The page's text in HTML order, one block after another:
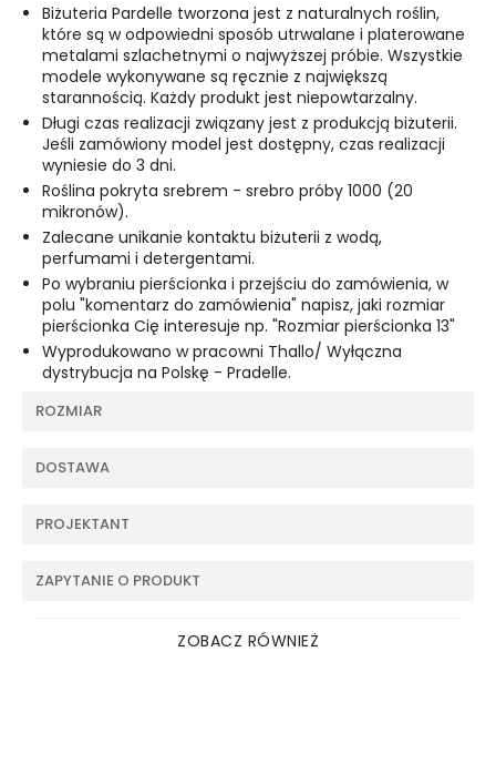
Biżuteria Pardelle tworzona jest z naturalnych roślin,
które są w odpowiedni sposób utrwalane i platerowane
metalami szlachetnymi o najwyższej próbie. Wszystkie
modele wykonywane są ręcznie z największą
starannością. Każdy produkt jest niepowtarzalny.
Długi czas realizacji związany jest z produkcją biżuterii.
Jeśli zamówiony model jest dostępny, czas realizacji
wyniesie do 3 dni.
Roślina pokryta srebrem - srebro próby 1000 (20
mikronów).
Zalecane unikanie kontaktu biżuterii z wodą,
perfumami i detergentami.
Po wybraniu pierścionka i przejściu do zamówienia, w
polu "komentarz do zamówienia" napisz, jaki rozmiar
pierścionka Cię interesuje np. "Rozmiar pierścionka 13"
Wyprodukowano w pracowni Thallo/ Wyłączna
dystrybucja na Polskę - Pradelle.
ROZMIAR
DOSTAWA
PROJEKTANT
ZAPYTANIE O PRODUKT
ZOBACZ RÓWNIEŻ